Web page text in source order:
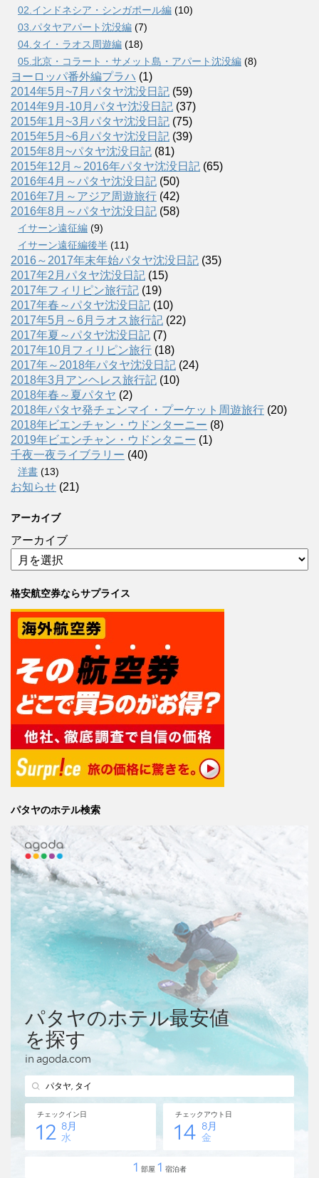
02.インドネシア・シンガポール編 (10)
03.パタヤアパート沈没編 (7)
04.タイ・ラオス周遊編 (18)
05.北京・コラート・サメット島・アパート沈没編 (8)
ヨーロッパ番外編プラハ (1)
2014年5月~7月パタヤ沈没日記 (59)
2014年9月-10月パタヤ沈没日記 (37)
2015年1月~3月パタヤ沈没日記 (75)
2015年5月~6月パタヤ沈没日記 (39)
2015年8月~パタヤ沈没日記 (81)
2015年12月～2016年パタヤ沈没日記 (65)
2016年4月～パタヤ沈没日記 (50)
2016年7月～アジア周遊旅行 (42)
2016年8月～パタヤ沈没日記 (58)
イサーン遠征編 (9)
イサーン遠征編後半 (11)
2016～2017年末年始パタヤ沈没日記 (35)
2017年2月パタヤ沈没日記 (15)
2017年フィリピン旅行記 (19)
2017年春～パタヤ沈没日記 (10)
2017年5月～6月ラオス旅行記 (22)
2017年夏～パタヤ沈没日記 (7)
2017年10月フィリピン旅行 (18)
2017年～2018年パタヤ沈没日記 (24)
2018年3月アンヘレス旅行記 (10)
2018年春～夏パタヤ (2)
2018年パタヤ発チェンマイ・プーケット周遊旅行 (20)
2018年ビエンチャン・ウドンターニー (8)
2019年ビエンチャン・ウドンタニー (1)
千夜一夜ライブラリー (40)
洋書 (13)
お知らせ (21)
アーカイブ
アーカイブ
格安航空券ならサプライス
パタヤのホテル検索